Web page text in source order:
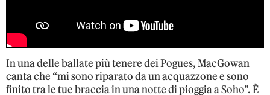
In una delle ballate più tenere dei Pogues, MacGowan
canta che “mi sono riparato da un acquazzone e sono
finito tra le tue braccia in una notte di pioggia a Soho”. È